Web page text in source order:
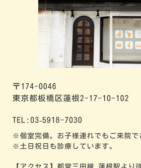
〒174-0046
東京都板橋区蓮根2-17-10-102
TEL:03‐5918-7030
※個室完備。お子様連れでもご来院で
※土日祝日も診療しています。
【アクセス】都営三田線 蓮根駅より